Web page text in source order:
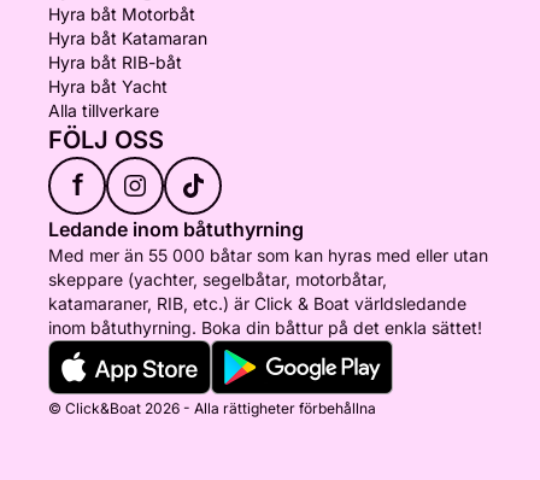
Hyra båt Motorbåt
Hyra båt Katamaran
Hyra båt RIB-båt
Hyra båt Yacht
Alla tillverkare
FÖLJ OSS
f
Ledande inom båtuthyrning
Med mer än 55 000 båtar som kan hyras med eller utan
skeppare (yachter, segelbåtar, motorbåtar,
katamaraner, RIB, etc.) är Click & Boat världsledande
inom båtuthyrning. Boka din båttur på det enkla sättet!
© Click&Boat 2026 - Alla rättigheter förbehållna